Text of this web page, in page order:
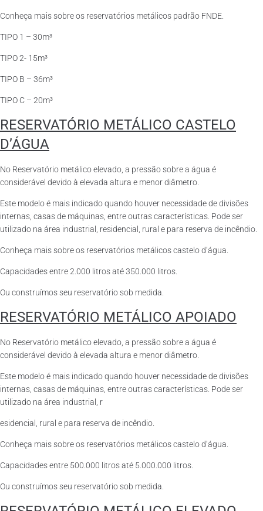
Conheça mais sobre os reservatórios metálicos padrão FNDE.
TIPO 1 – 30m³
TIPO 2- 15m³
TIPO B – 36m³
TIPO C – 20m³
RESERVATÓRIO METÁLICO CASTELO
D’ÁGUA
No Reservatório metálico elevado, a pressão sobre a água é
considerável devido à elevada altura e menor diâmetro.
Este modelo é mais indicado quando houver necessidade de divisões
internas, casas de máquinas, entre outras características. Pode ser
utilizado na área industrial, residencial, rural e para reserva de incêndio.
Conheça mais sobre os reservatórios metálicos castelo d’água.
Capacidades entre 2.000 litros até 350.000 litros.
Ou construímos seu reservatório sob medida.
RESERVATÓRIO METÁLICO APOIADO
No Reservatório metálico elevado, a pressão sobre a água é
considerável devido à elevada altura e menor diâmetro.
Este modelo é mais indicado quando houver necessidade de divisões
internas, casas de máquinas, entre outras características. Pode ser
utilizado na área industrial, r
esidencial, rural e para reserva de incêndio.
Conheça mais sobre os reservatórios metálicos castelo d’água.
Capacidades entre 500.000 litros até 5.000.000 litros.
Ou construímos seu reservatório sob medida.